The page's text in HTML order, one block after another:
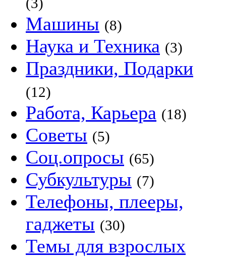
Машины (8)
Наука и Техника (3)
Праздники, Подарки
(12)
Работа, Карьера (18)
Советы (5)
Соц.опросы (65)
Субкультуры (7)
Телефоны, плееры,
гаджеты (30)
Темы для взрослых